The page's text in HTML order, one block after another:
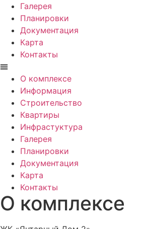
Галерея
Планировки
Документация
Карта
Контакты
О комплексе
Информация
Строительство
Квартиры
Инфрастуктура
Галерея
Планировки
Документация
Карта
Контакты
О комплексе